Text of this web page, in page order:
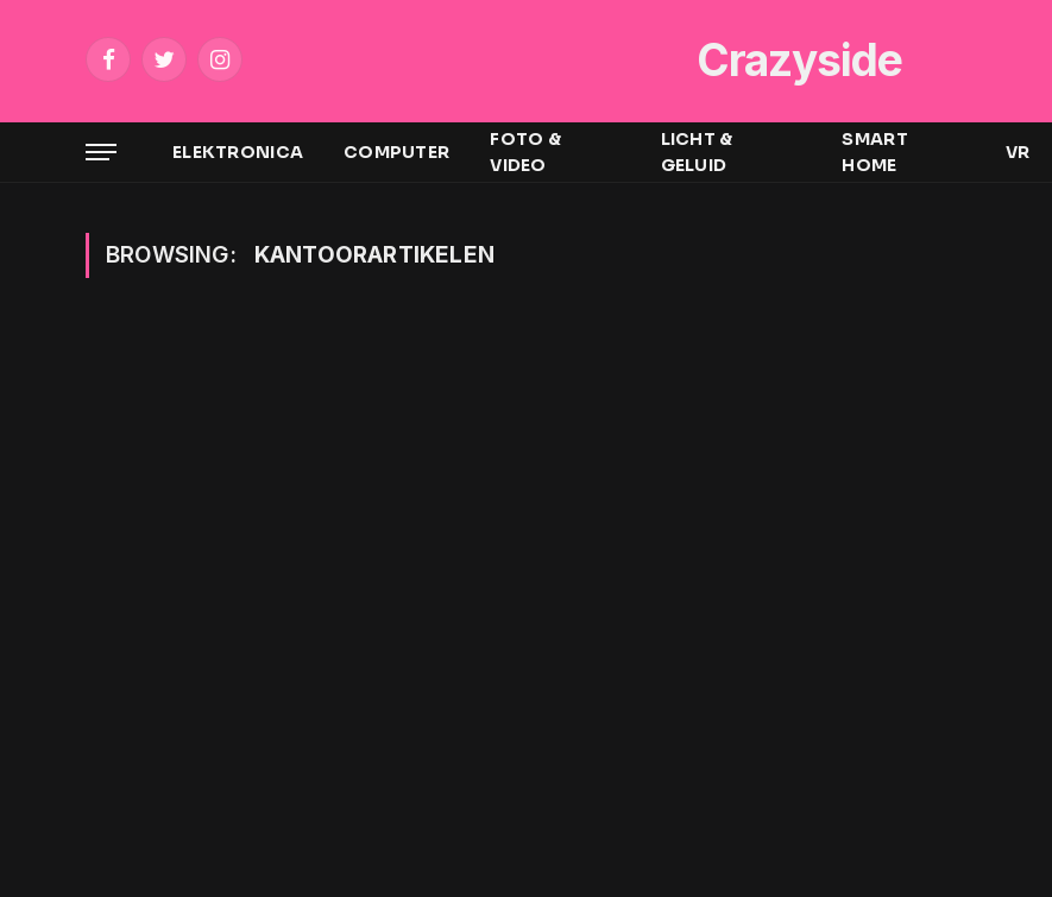
FacebookTwitterInstagram Crazyside
ELEKTRONICA COMPUTER
FOTO &
VIDEO
LICHT &
GELUID
SMART
HOME
VR
BROWSING: KANTOORARTIKELEN